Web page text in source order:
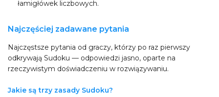
łamigłówek liczbowych.
Najczęściej zadawane pytania
Najczęstsze pytania od graczy, którzy po raz pierwszy
odkrywają Sudoku — odpowiedzi jasno, oparte na
rzeczywistym doświadczeniu w rozwiązywaniu.
Jakie są trzy zasady Sudoku?